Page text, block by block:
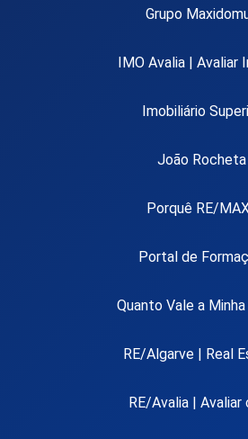
Grupo
IMO Avalia | Avaliar
Imobiliário
João Rocheta
Porquê RE/
Portal de
Quanto Vale a Minha
RE/Algarve | Real
RE/Avalia | Avaliar